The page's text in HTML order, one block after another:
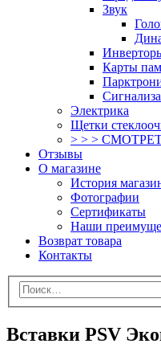
Звук
Карты
Электрика
Щетки
> > >
Отзывы
О магазине
История
Фотографии
Сертификаты
Наши
Возврат товара
Контакты
Вставки PSV